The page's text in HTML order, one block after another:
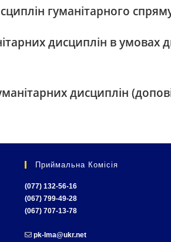
гуманітарного
дисциплін в умовах
дисциплін
Приймальна Комісія
(077) 132-56-16
(067) 799-49-28
(067) 707-13-78
pk-lma@ukr.net